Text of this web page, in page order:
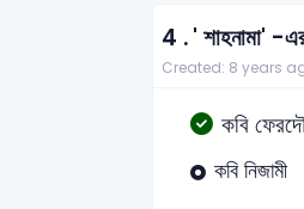
4 .' শাহনামা' -
Created: 8 years
কবি
কবি নিজামী